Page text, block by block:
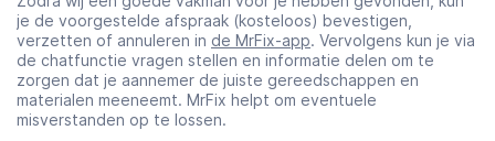
je de voorgestelde afspraak (kosteloos) bevestigen,
verzetten of annuleren in de MrFix-app. Vervolgens kun je via
de chatfunctie vragen stellen en informatie delen om te
zorgen dat je aannemer de juiste gereedschappen en
materialen meeneemt. MrFix helpt om eventuele
misverstanden op te lossen.